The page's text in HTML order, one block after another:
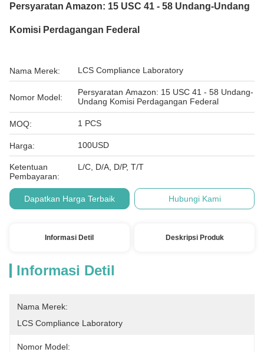
Persyaratan Amazon: 15 USC 41 - 58 Undang-Undang
Komisi Perdagangan Federal
Nama Merek: LCS Compliance Laboratory
Nomor Model:
Persyaratan Amazon: 15 USC 41 - 58 Undang-
Undang Komisi Perdagangan Federal
MOQ: 1 PCS
Harga: 100USD
Ketentuan
Pembayaran:
L/C, D/A, D/P, T/T
Dapatkan Harga Terbaik Hubungi Kami
Informasi Detil Deskripsi Produk
Informasi Detil
Nama Merek:
LCS Compliance Laboratory
Nomor Model: